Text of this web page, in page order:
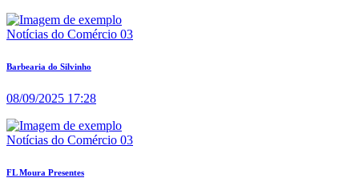
Notícias do Comércio 03
Barbearia do Silvinho
08/09/2025 17:28
Notícias do Comércio 03
FL Moura Presentes